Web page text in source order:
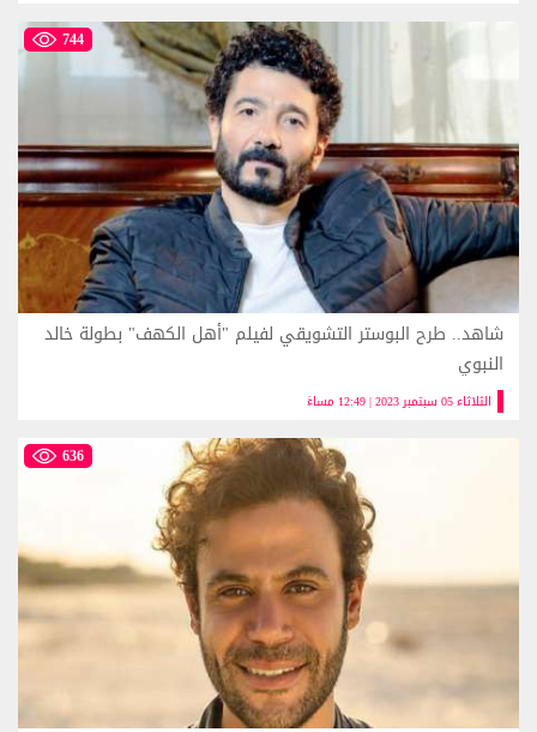
744
الثلاثاء 05 سبتمبر 2023 | 12:49 مساءً
شاهد.. طرح البوستر التشويقي لفيلم "أهل الكهف" بطولة خالد
النبوي
636